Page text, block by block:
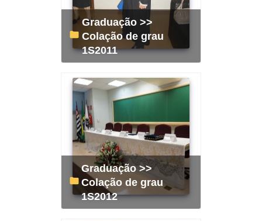
Graduação >>
Colação de grau
1S2011
Graduação >>
Colação de grau
1S2012